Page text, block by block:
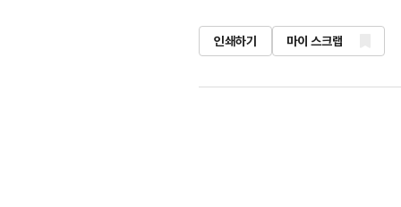
인쇄하기 마이 스크랩